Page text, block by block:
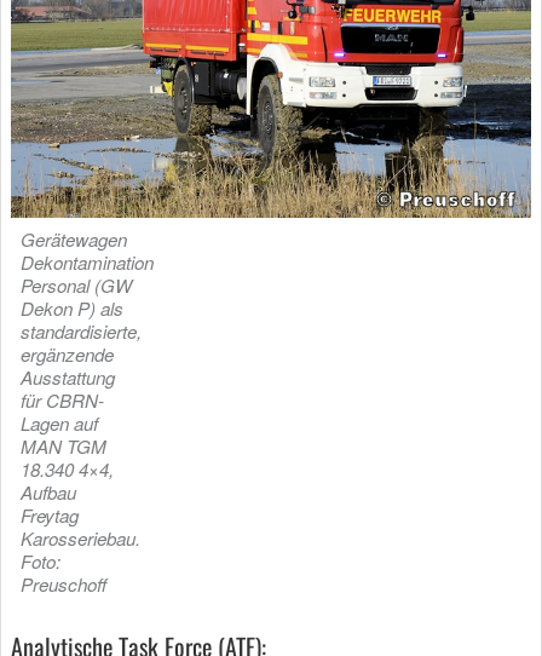
Gerätewagen
Dekontamination
Personal (GW
Dekon P) als
standardisierte,
ergänzende
Ausstattung
für CBRN-
Lagen auf
MAN TGM
18.340 4×4,
Aufbau
Freytag
Karosseriebau.
Foto:
Preuschoff
Analytische Task Force (ATF):